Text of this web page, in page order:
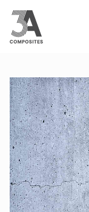
wyszukiwane
hasło